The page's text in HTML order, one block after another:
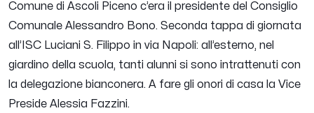
Comune di Ascoli Piceno c’era il presidente del Consiglio
Comunale Alessandro Bono. Seconda tappa di giornata
all’ISC Luciani S. Filippo in via Napoli: all’esterno, nel
giardino della scuola, tanti alunni si sono intrattenuti con
la delegazione bianconera. A fare gli onori di casa la Vice
Preside Alessia Fazzini.